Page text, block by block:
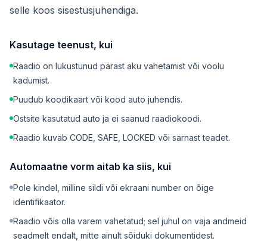
selle koos sisestusjuhendiga.
Kasutage teenust, kui
Raadio on lukustunud pärast aku vahetamist või voolu
kadumist.
Puudub koodikaart või kood auto juhendis.
Ostsite kasutatud auto ja ei saanud raadiokoodi.
Raadio kuvab CODE, SAFE, LOCKED või sarnast teadet.
Automaatne vorm aitab ka siis, kui
Pole kindel, milline sildi või ekraani number on õige
identifikaator.
Raadio võis olla varem vahetatud; sel juhul on vaja andmeid
seadmelt endalt, mitte ainult sõiduki dokumentidest.